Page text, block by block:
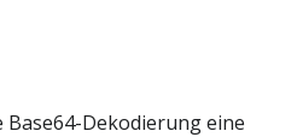
Dekodierung eine